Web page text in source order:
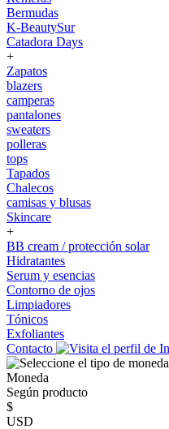
Bermudas
K-BeautySur
Catadora Days
+
Zapatos
blazers
camperas
pantalones
sweaters
polleras
tops
Tapados
Chalecos
camisas y blusas
Skincare
+
BB cream / protección solar
Hidratantes
Serum y esencias
Contorno de ojos
Limpiadores
Tónicos
Exfoliantes
Contacto
Moneda
Según producto
$
USD